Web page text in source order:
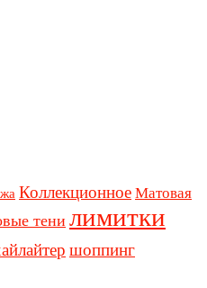
Коллекционное Матовая
тени лимитки
шоппинг